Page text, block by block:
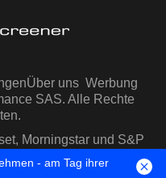
Über uns Werbung
SAS. Alle Rechte
Morningstar und S&P
gestellt
- am Tag ihrer